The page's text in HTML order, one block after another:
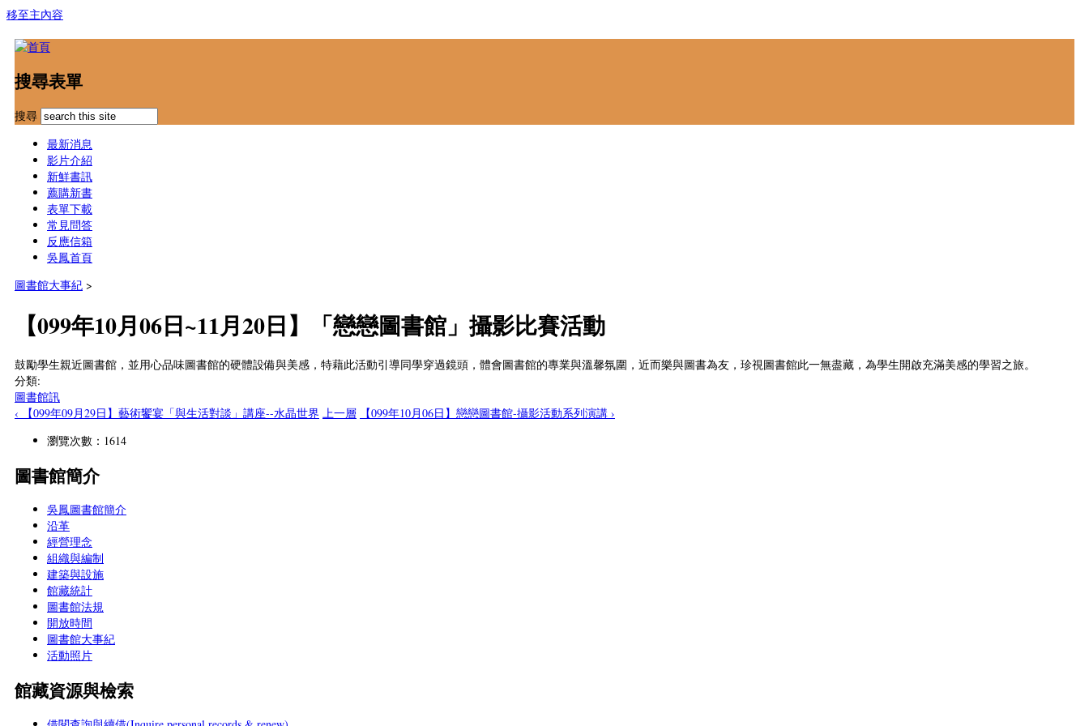
移至主內容
搜尋表單
搜尋
最新消息
影片介紹
新鮮書訊
薦購新書
表單下載
常見問答
反應信箱
吳鳳首頁
圖書館大事紀 >
【099年10月06日~11月20日】「戀戀圖書館」攝影比賽活動
鼓勵學生親近圖書館，並用心品味圖書館的硬體設備與美感，特藉此活動引導同學穿過鏡頭，體會圖書館的專業與溫馨氛圍，近而樂與圖書為友，珍視圖書館此一無盡藏，為學生開啟充滿美感的學習之旅。
分類:
圖書館訊
‹ 【099年09月29日】藝術饗宴「與生活對談」講座--水晶世界 上一層
【099年10月06日】戀戀圖書館-攝影活動系列演講 ›
瀏覽次數：1614
圖書館簡介
吳鳳圖書館簡介
沿革
經營理念
組織與編制
建築與設施
館藏統計
圖書館法規
開放時間
圖書館大事紀
活動照片
館藏資源與檢索